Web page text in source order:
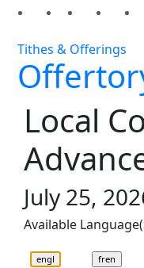
Tithes & Offerings
Local
July 25,
Available